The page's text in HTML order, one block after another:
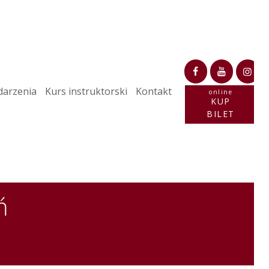
Kurs instruktorski Kontakt online
KUP
BILET